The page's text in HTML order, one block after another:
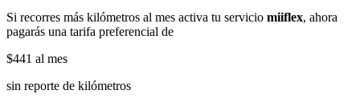
Si recorres más kilómetros al mes activa tu servicio miiflex, ahora
pagarás una tarifa preferencial de
$441 al mes
sin reporte de kilómetros